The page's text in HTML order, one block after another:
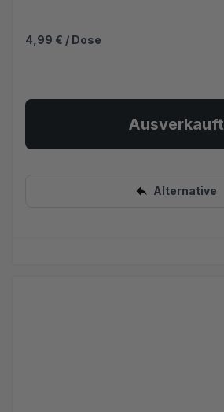
4,99 € / Dose
Ausverkauft
Alternative